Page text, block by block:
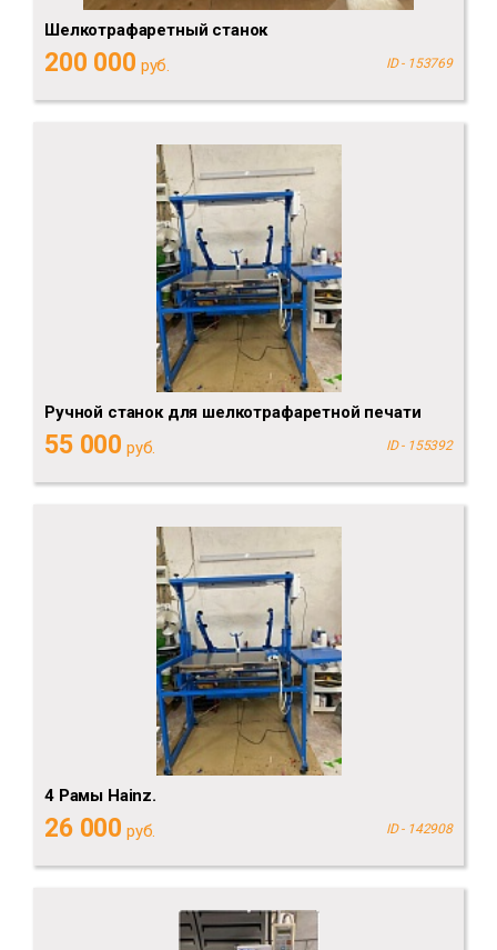
Шелкотрафаретный станок
200 000 руб. ID - 153769
Ручной станок для шелкотрафаретной печати
55 000 руб. ID - 155392
4 Рамы Hainz.
26 000 руб. ID - 142908